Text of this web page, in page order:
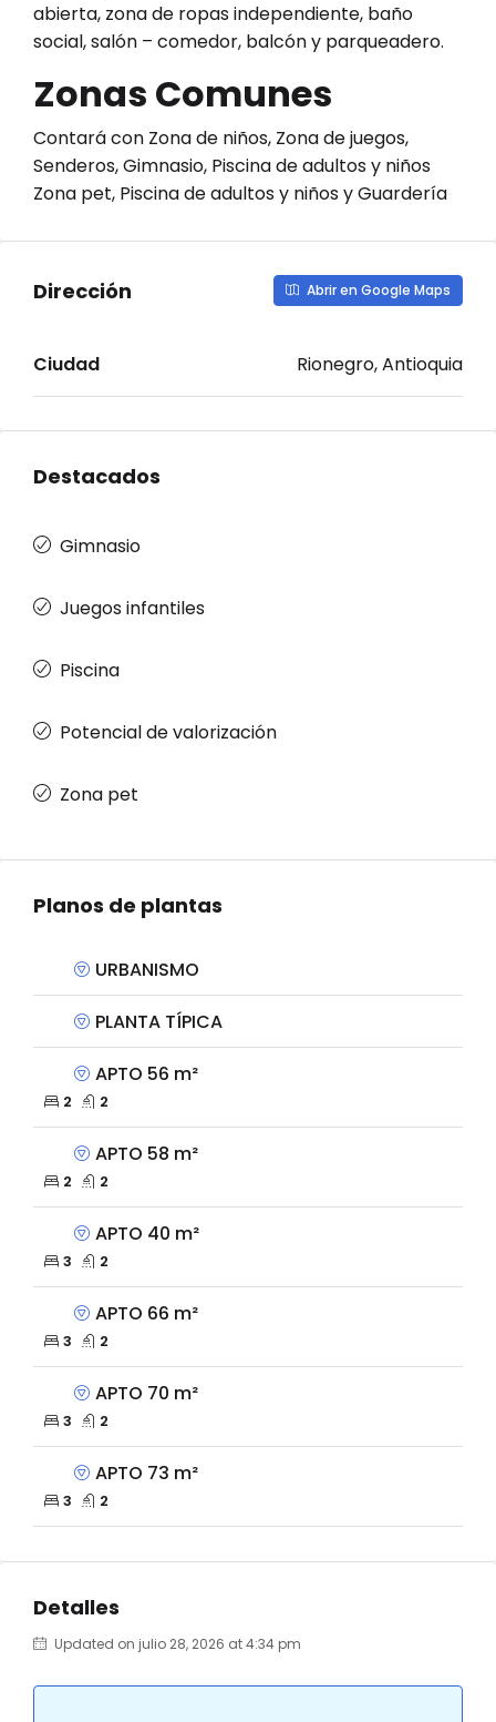
abierta, zona de ropas independiente, baño
social, salón – comedor, balcón y parqueadero.
Zonas Comunes
Contará con Zona de niños, Zona de juegos,
Senderos, Gimnasio, Piscina de adultos y niños
Zona pet, Piscina de adultos y niños y Guardería
Dirección Abrir en Google Maps
Ciudad Rionegro, Antioquia
Destacados
Gimnasio
Juegos infantiles
Piscina
Potencial de valorización
Zona pet
Planos de plantas
URBANISMO
PLANTA TÍPICA
APTO 56 m²
2 2
APTO 58 m²
2 2
APTO 40 m²
3 2
APTO 66 m²
3 2
APTO 70 m²
3 2
APTO 73 m²
3 2
Detalles
Updated on julio 28, 2026 at 4:34 pm